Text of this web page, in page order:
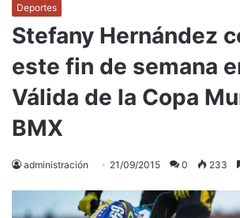
Deportes
Stefany Hernández
este fin de semana
Válida de la Copa
BMX
administración 21/09/2015 0 233